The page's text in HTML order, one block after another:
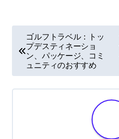
Post
ゴルフトラベル：トッ
プデスティネーショ
ン、パッケージ、コミ
ュニティのおすすめ